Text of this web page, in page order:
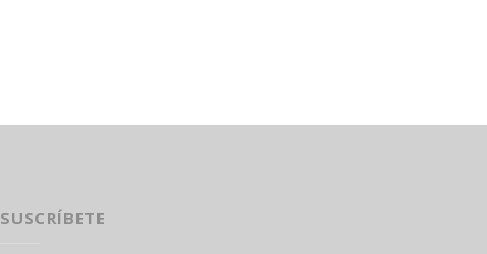
SUSCRÍBETE